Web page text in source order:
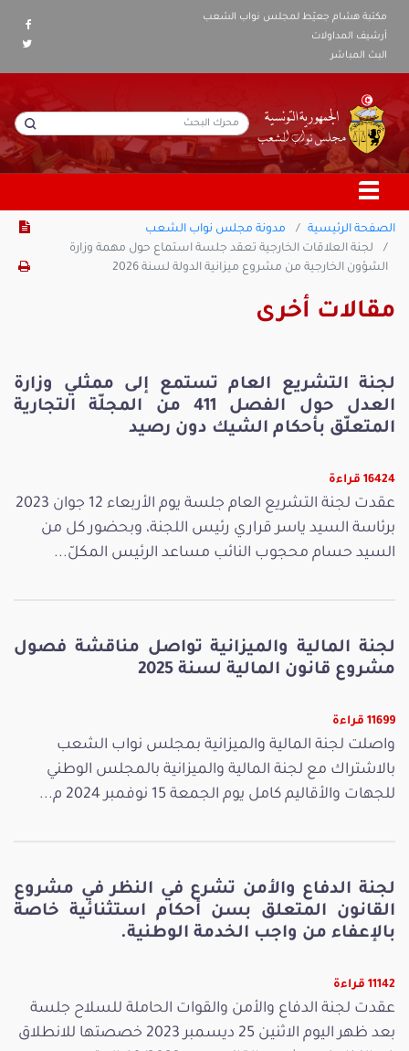
مكتبة هشام جعيّط لمجلس نواب الشعب
أرشيف المداولات
البث المباشر
الصفحة الرئيسية
مدونة مجلس نواب الشعب
لجنة العلاقات الخارجية تعقد جلسة استماع حول مهمة وزارة
الشؤون الخارجية من مشروع ميزانية الدولة لسنة 2026
مقالات أخرى
لجنة التشريع العام تستمع إلى ممثلي وزارة
العدل حول الفصل 411 من المجلّة التجارية
المتعلّق بأحكام الشيك دون رصيد
16424 قراءة
عقدت لجنة التشريع العام جلسة يوم الأربعاء 12 جوان 2023
برئاسة السيد ياسر قراري رئيس اللجنة، وبحضور كل من
السيد حسام محجوب النائب مساعد الرئيس المكلّ...
لجنة المالية والميزانية تواصل مناقشة فصول
مشروع قانون المالية لسنة 2025
11699 قراءة
واصلت لجنة المالية والميزانية بمجلس نواب الشعب
بالاشتراك مع لجنة المالية والميزانية بالمجلس الوطني
للجهات والأقاليم كامل يوم الجمعة 15 نوفمبر 2024 م...
لجنة الدفاع والأمن تشرع في النظر في مشروع
القانون المتعلق بسن أحكام استثنائية خاصة
بالإعفاء من واجب الخدمة الوطنية.
11142 قراءة
عقدت لجنة الدفاع والأمن والقوات الحاملة للسلاح جلسة
بعد ظهر اليوم الاثنين 25 ديسمبر 2023 خصصتها للانطلاق